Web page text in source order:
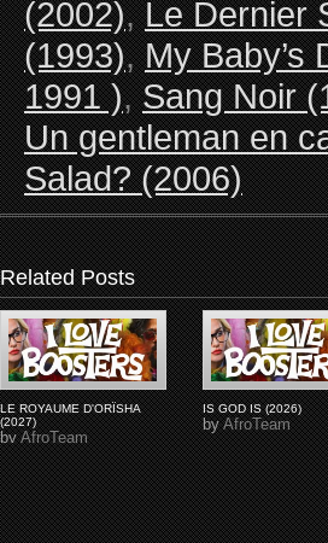
(2002),Le Dernier
(1993),My Baby’s
1991 ),Sang Noir
Un gentleman en
Salad? (2006)
Related Posts
LE ROYAUME D'ORÏSHA
(2027)
byAfroTeam
IS GOD IS (2026)
byAfroTeam